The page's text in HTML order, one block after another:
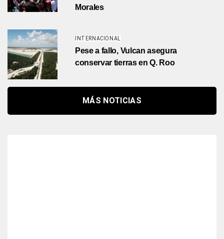
Morales
INTERNACIONAL
Pese a fallo, Vulcan asegura
conservar tierras en Q. Roo
MÁS NOTICIAS